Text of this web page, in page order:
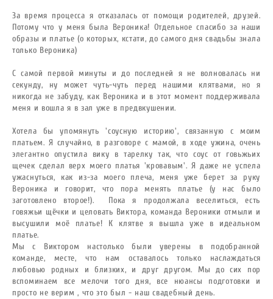
За время процесса я отказалась от помощи родителей, друзей.
Потому что у меня была Вероника! Отдельное спасибо за наши
образы и платье (о которых, кстати, до самого дня свадьбы знала
только Вероника)
С самой первой минуты и до последней я не волновалась ни
секунду, ну может чуть-чуть перед нашими клятвами, но я
никогда не забуду, как Вероника и в этот момент поддерживала
меня и вошла я в зал уже в предвкушении.
Хотела бы упомянуть 'соусную историю', связанную с моим
платьем. Я случайно, в разговоре с мамой, в ходе ужина, очень
элегантно опустила вику в тарелку так, что соус от говьжьих
щечек сделал верх моего платья 'кровавым'. Я даже не успела
ужаснуться, как из-за моего плеча, меня уже берет за руку
Вероника и говорит, что пора менять платье (у нас было
заготовлено второе!).
Пока я продолжала веселиться, есть
говяжьи щёчки и целовать Виктора, команда Вероники отмыли и
высушили моё платье! К клятве я вышла уже в идеальном
платье.
Мы с Виктором настолько были уверены в подобранной
команде, месте, что нам оставалось только наслаждаться
любовью родных и близких, и друг другом. Мы до сих пор
вспоминаем все мелочи того дня, все нюансы подготовки и
просто не верим , что это был - наш свадебный день.